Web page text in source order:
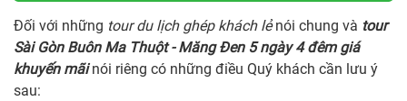
Đối với những tour du lịch ghép khách lẻnói chung và tour
Sài Gòn Buôn Ma Thuột - Măng Đen 5 ngày 4 đêm giá
khuyến mãinói riêng có những điều Quý khách cần lưu ý
sau: